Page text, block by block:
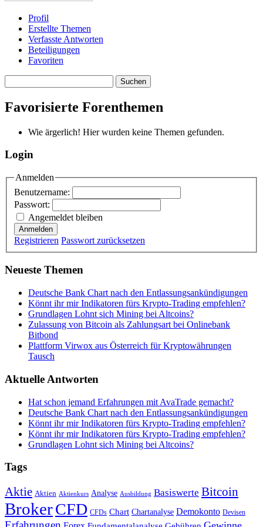
Profil
Erstellte Themen
Verfasste Antworten
Beteiligungen
Favoriten
suchen:
Favorisierte Forenthemen
Wie ärgerlich! Hier wurden keine Themen gefunden.
Login
Anmelden
Benutzername:
Passwort:
Angemeldet bleiben
Anmelden
Registrieren Passwort zurücksetzen
Neueste Themen
Deutsche Bank Chart nach den Entlassungsankündigungen
Könnt ihr mir Indikatoren fürs Krypto-Trading empfehlen?
Grundlagen Lohnt sich Mining bei Altcoins?
Zulassung von Bitcoin als Zahlungsart bei Onlinebank
Bitbond
Plattform Virwox aus Österreich für Kryptowährungen
Tausch
Aktuelle Antworten
Hat schon jemand Erfahrungen mit AvaTrade gemacht?
Deutsche Bank Chart nach den Entlassungsankündigungen
Könnt ihr mir Indikatoren fürs Krypto-Trading empfehlen?
Könnt ihr mir Indikatoren fürs Krypto-Trading empfehlen?
Grundlagen Lohnt sich Mining bei Altcoins?
Tags
Aktie Aktien Aktienkurs Analyse Ausbildung Basiswerte Bitcoin
BrokerCFD CFDs Chart Chartanalyse Demokonto Devisen